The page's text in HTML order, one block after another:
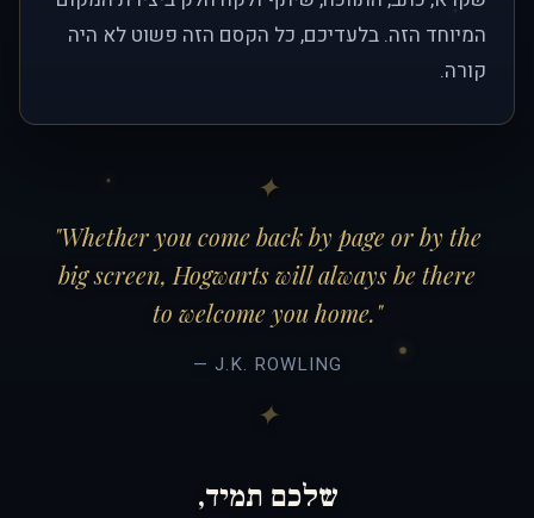
המיוחד הזה. בלעדיכם, כל הקסם הזה פשוט לא היה
קורה.
"Whether you come back by page or by the
big screen, Hogwarts will always be there
to welcome you home."
— J.K. ROWLING
שלכם תמיד,